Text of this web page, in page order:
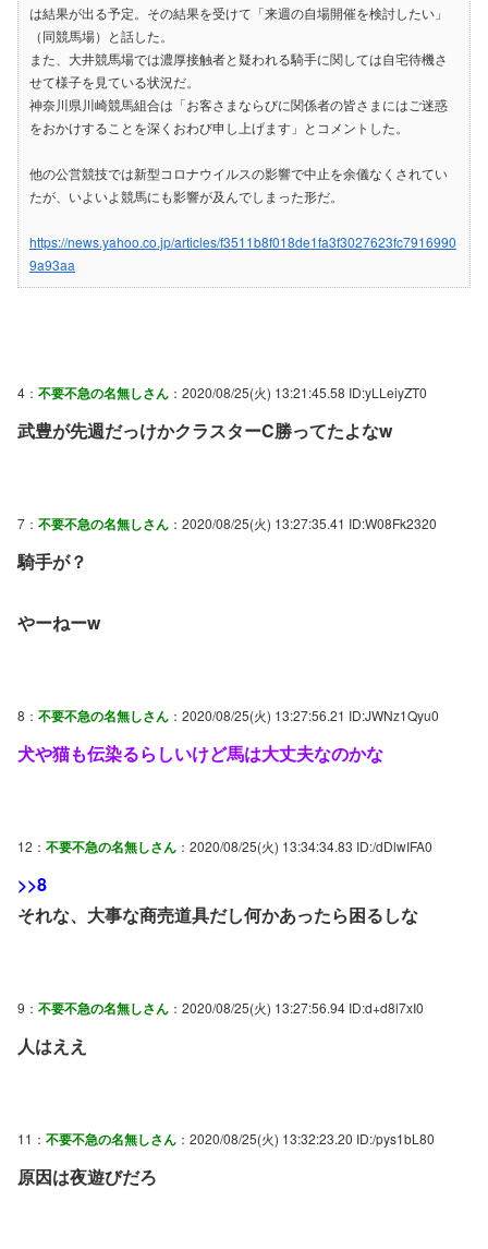
は結果が出る予定。その結果を受けて「来週の自場開催を検討したい」
（同競馬場）と話した。
また、大井競馬場では濃厚接触者と疑われる騎手に関しては自宅待機さ
せて様子を見ている状況だ。
神奈川県川崎競馬組合は「お客さまならびに関係者の皆さまにはご迷惑
をおかけすることを深くおわび申し上げます」とコメントした。
他の公営競技では新型コロナウイルスの影響で中止を余儀なくされてい
たが、いよいよ競馬にも影響が及んでしまった形だ。
https://news.yahoo.co.jp/articles/f3511b8f018de1fa3f3027623fc7916990
9a93aa
4： 不要不急の名無しさん ：2020/08/25(火) 13:21:45.58 ID:yLLeiyZT0
武豊が先週だっけかクラスターC勝ってたよなw
7： 不要不急の名無しさん ：2020/08/25(火) 13:27:35.41 ID:W08Fk2320
騎手が？
やーねーw
8： 不要不急の名無しさん ：2020/08/25(火) 13:27:56.21 ID:JWNz1Qyu0
犬や猫も伝染るらしいけど馬は大丈夫なのかな
12： 不要不急の名無しさん ：2020/08/25(火) 13:34:34.83 ID:/dDlwIFA0
>>8
それな、大事な商売道具だし何かあったら困るしな
9： 不要不急の名無しさん ：2020/08/25(火) 13:27:56.94 ID:d+d8l7xI0
人はええ
11： 不要不急の名無しさん ：2020/08/25(火) 13:32:23.20 ID:/pys1bL80
原因は夜遊びだろ